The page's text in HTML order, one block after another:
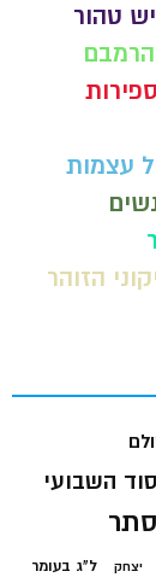
טהור
עצמות
הזוהר
השבועי
יצחק ל"ג בעומר